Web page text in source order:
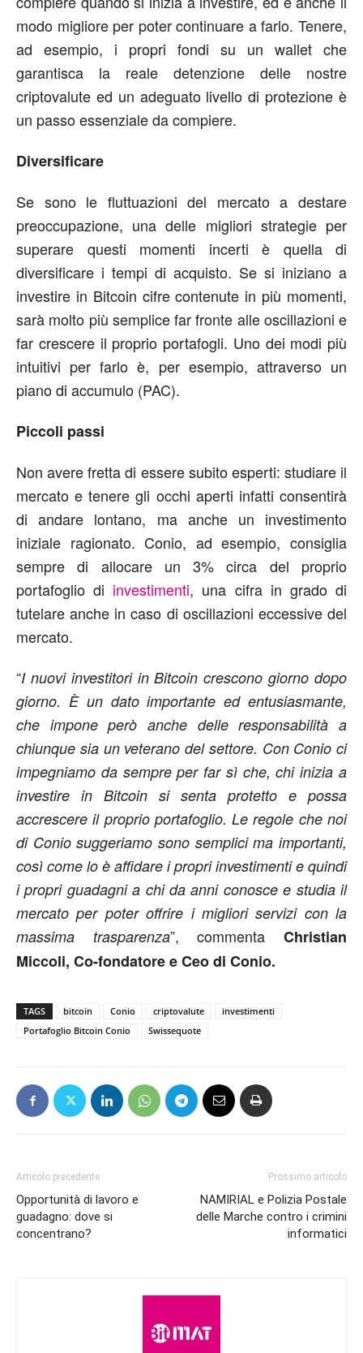
modo migliore per poter continuare a farlo. Tenere,
ad esempio, i propri fondi su un wallet che
garantisca la reale detenzione delle nostre
criptovalute ed un adeguato livello di protezione è
un passo essenziale da compiere.
Diversificare
Se sono le fluttuazioni del mercato a destare
preoccupazione, una delle migliori strategie per
superare questi momenti incerti è quella di
diversificare i tempi di acquisto. Se si iniziano a
investire in Bitcoin cifre contenute in più momenti,
sarà molto più semplice far fronte alle oscillazioni e
far crescere il proprio portafogli. Uno dei modi più
intuitivi per farlo è, per esempio, attraverso un
piano di accumulo (PAC).
Piccoli passi
Non avere fretta di essere subito esperti: studiare il
mercato e tenere gli occhi aperti infatti consentirà
di andare lontano, ma anche un investimento
iniziale ragionato. Conio, ad esempio, consiglia
sempre di allocare un 3% circa del proprio
portafoglio di investimenti, una cifra in grado di
tutelare anche in caso di oscillazioni eccessive del
mercato.
“I nuovi investitori in Bitcoin crescono giorno dopo
giorno. È un dato importante ed entusiasmante,
che impone però anche delle responsabilità a
chiunque sia un veterano del settore. Con Conio ci
impegniamo da sempre per far sì che, chi inizia a
investire in Bitcoin si senta protetto e possa
accrescere il proprio portafoglio. Le regole che noi
di Conio suggeriamo sono semplici ma importanti,
così come lo è affidare i propri investimenti e quindi
i propri guadagni a chi da anni conosce e studia il
mercato per poter offrire i migliori servizi con la
massima trasparenza”, commentaChristian
Miccoli, Co-fondatore e Ceo di Conio.
TAGS bitcoin Conio criptovalute
investimenti
Portafoglio Bitcoin Conio
Swissequote
Articolo precedente
Opportunità di lavoro e
guadagno: dove si
concentrano?
Prossimo articolo
NAMIRIAL e Polizia Postale
delle Marche contro i crimini
informatici